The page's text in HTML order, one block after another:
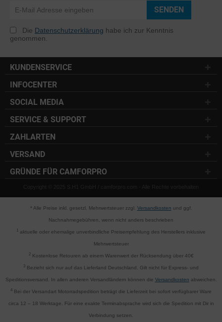
SENDEN
Die Datenschutzerklärung habe ich zur Kenntnis
genommen.
KUNDENSERVICE
INFOCENTER
SOCIAL MEDIA
SERVICE & SUPPORT
ZAHLARTEN
VERSAND
GRÜNDE FÜR CAMFORPRO
Copyright © 2025 S.H1 GmbH / camforpro.com - Alle Rechte vorbehalten
* Alle Preise inkl. gesetzl. Mehrwertsteuer zzgl. Versandkosten und ggf.
Nachnahmegebühren, wenn nicht anders beschrieben
1 aktuelle oder ehemalige unverbindliche Preisempfehlung des Herstellers inklusive
Mehrwertsteuer
2Kostenlose Retouren ab einem Warenwert der Rücksendung über 40€
3 Bezieht sich nur auf das Lieferland Deutschland. Gilt nicht für Express- und
Speditionsversand. In allen anderen Versandländern können die Versandkosten abweichen.
4 Bei der Versandart Motorradspedition beträgt die Lieferzeit bei sofort verfügbarer Ware
circa 12 – 18 Werktage. Für eine exakte Terminabsprache wird sich die Spedition mit Dir in
Verbindung setzen.